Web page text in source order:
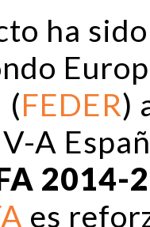
ha
(FEDER)
A
2014-
es